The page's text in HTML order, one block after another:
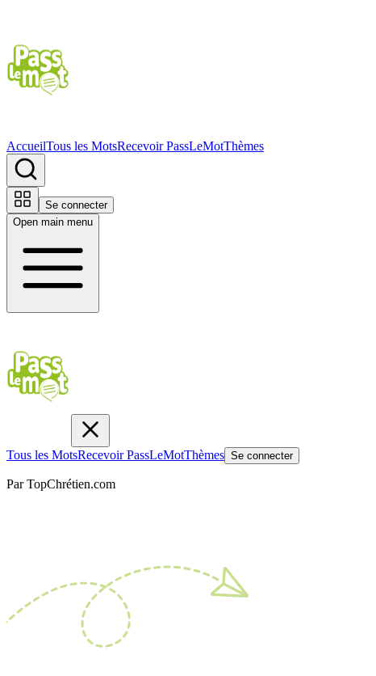
AccueilTous les MotsRecevoir PassLeMotThèmes
Se connecter
Open main menu
Tous les MotsRecevoir PassLeMotThèmes Se connecter
Par TopChrétien.com